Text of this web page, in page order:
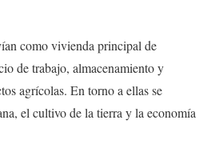
como vivienda principal de
de trabajo, almacenamiento y
agrícolas. En torno a ellas se
el cultivo de la tierra y la economía